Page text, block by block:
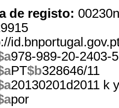
de registo:
978-989-20-2403-5
PT$b328646/11
20130201d2011 k
por